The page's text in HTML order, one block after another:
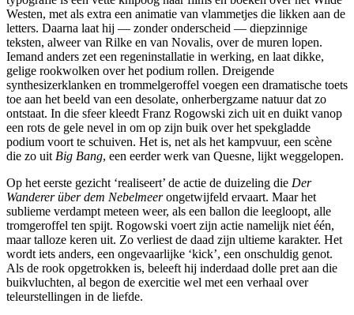
Westen, met als extra een animatie van vlammetjes die likken aan de
letters. Daarna laat hij — zonder onderscheid — diepzinnige
teksten, alweer van Rilke en van Novalis, over de muren lopen.
Iemand anders zet een regeninstallatie in werking, en laat dikke,
gelige rookwolken over het podium rollen. Dreigende
synthesizerklanken en trommelgeroffel voegen een dramatische toets
toe aan het beeld van een desolate, onherbergzame natuur dat zo
ontstaat. In die sfeer kleedt Franz Rogowski zich uit en duikt vanop
een rots de gele nevel in om op zijn buik over het spekgladde
podium voort te schuiven. Het is, net als het kampvuur, een scène
die zo uit Big Bang, een eerder werk van Quesne, lijkt weggelopen.
Op het eerste gezicht ‘realiseert’ de actie de duizeling die Der
Wanderer über dem Nebelmeerongetwijfeld ervaart. Maar het
sublieme verdampt meteen weer, als een ballon die leegloopt, alle
tromgeroffel ten spijt. Rogowski voert zijn actie namelijk niet één,
maar talloze keren uit. Zo verliest de daad zijn ultieme karakter. Het
wordt iets anders, een ongevaarlijke ‘kick’, een onschuldig genot.
Als de rook opgetrokken is, beleeft hij inderdaad dolle pret aan die
buikvluchten, al begon de exercitie wel met een verhaal over
teleurstellingen in de liefde.